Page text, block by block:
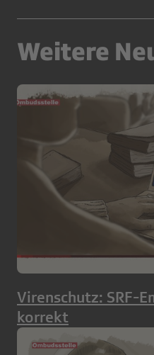
Weitere
Virenschutz: SRF-
korrekt